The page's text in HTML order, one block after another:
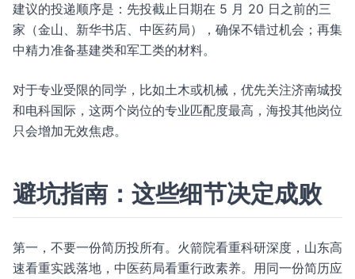
建议的投递顺序是：先投截止日期在 5 月 20 日之前的三
家（金山、新华书店、中医药局），确保不错过机会；再集
中精力准备基建类和军工类的材料。
对于专业受限的同学，比如土木或机械，优先关注济南城投
和电科国际，这两个岗位的专业匹配度最高，海投其他岗位
只会增加无效焦虑。
避坑指南：这些细节决定成败
第一，不要一份简历投所有。火箭院看重科研深度，山东高
速看重实践落地，中医药局看重行政素养。用同一份简历应